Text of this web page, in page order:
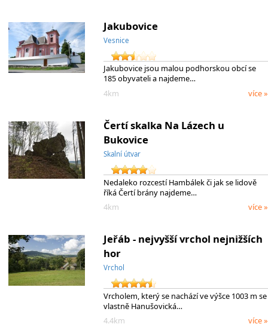
Jakubovice
Vesnice
Jakubovice jsou malou podhorskou obcí se
185 obyvateli a najdeme…
4km
více »
Čertí skalka Na Lázech u
Bukovice
Skalní útvar
Nedaleko rozcestí Hambálek či jak se lidově
říká Čertí brány najdeme…
4km
více »
Jeřáb - nejvyšší vrchol nejnižších
hor
Vrchol
Vrcholem, který se nachází ve výšce 1003 m se
vlastně Hanušovická…
4.4km
více »